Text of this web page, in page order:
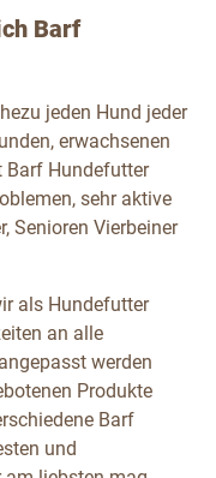
Barf
jeden Hund jeder
erwachsenen
Barf Hundefutter
sehr aktive
Senioren Vierbeiner
als Hundefutter
an alle
werden
Produkte
Barf
und